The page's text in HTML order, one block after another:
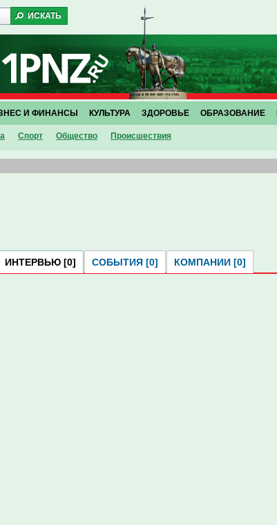
Спорт Общество Проиcшествия
И ФИНАНСЫ КУЛЬТУРА ЗДОРОВЬЕ ОБРАЗОВАНИЕ
ИНТЕРВЬЮ [0] СОБЫТИЯ [0] КОМПАНИИ [0]